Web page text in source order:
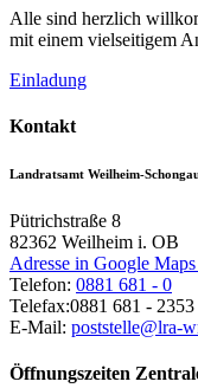
Alle sind herzlich
mit einem vielseitigem
Einladung
Kontakt
Landratsamt Weilheim-
Pütrichstraße 8
82362 Weilheim i. OB
Adresse in Google Maps
Telefon: 0881 681 - 0
Telefax:0881 681 - 2353
E-Mail: poststelle@lra-
Öffnungszeiten